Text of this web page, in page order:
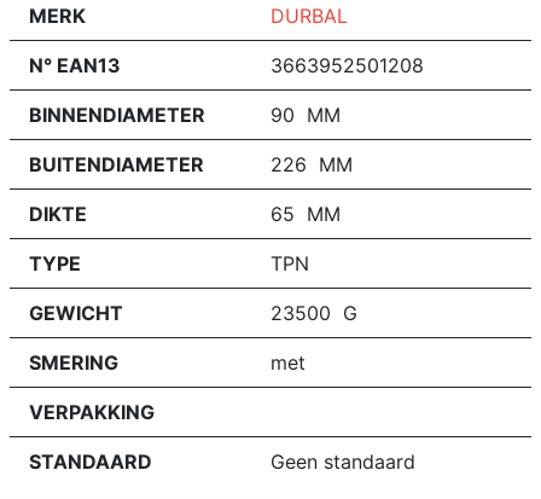
MERK DURBAL
N° EAN13 3663952501208
BINNENDIAMETER 90 MM
BUITENDIAMETER 226 MM
DIKTE 65 MM
TYPE TPN
GEWICHT 23500 G
SMERING met
VERPAKKING
STANDAARD Geen standaard